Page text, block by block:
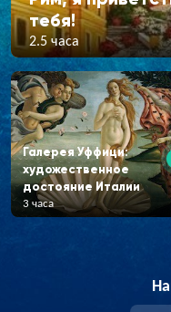
тебя!
2.5 часа
Галерея Уффици:
художественное
достояние Италии
3 часа